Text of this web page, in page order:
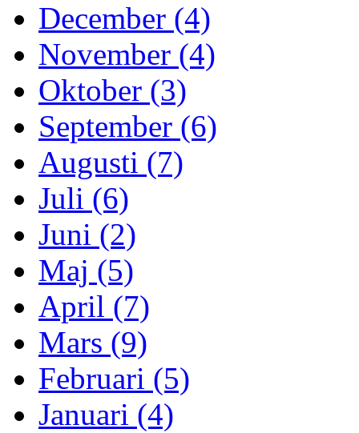
December (4)
November (4)
Oktober (3)
September (6)
Augusti (7)
Juli (6)
Juni (2)
Maj (5)
April (7)
Mars (9)
Februari (5)
Januari (4)